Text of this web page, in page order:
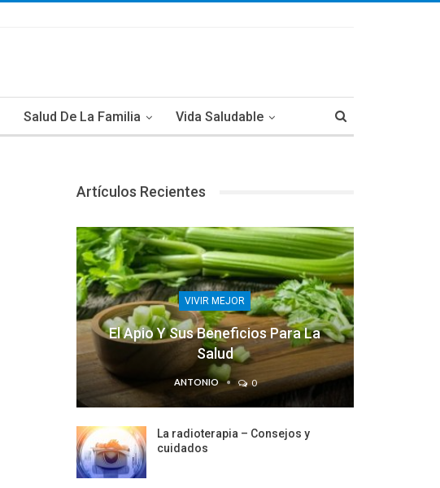
Salud De La Familia Vida Saludable
Artículos Recientes
VIVIR MEJOR
El Apio Y Sus Beneficios Para La
Salud
ANTONIO 0
La radioterapia – Consejos y
cuidados